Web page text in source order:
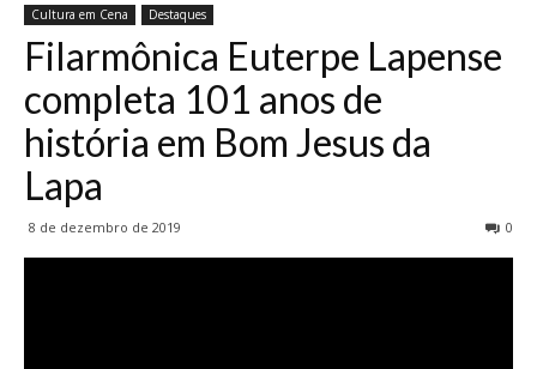
Cultura em Cena Destaques
Filarmônica Euterpe Lapense
completa 101 anos de
história em Bom Jesus da
Lapa
8 de dezembro de 2019 0